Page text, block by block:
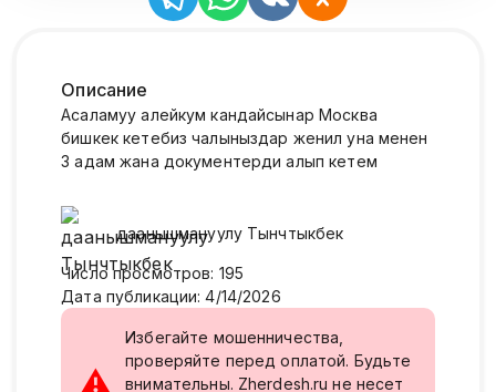
Описание
Асаламуу алейкум кандайсынар Москва
бишкек кетебиз чалыныздар женил уна менен
3 адам жана документерди алып кетем
даанышмануулу Тынчтыкбек
Число просмотров: 195
Дата публикации: 4/14/2026
⚠
Избегайте мошенничества,
проверяйте перед оплатой. Будьте
внимательны. Zherdesh.ru не несет